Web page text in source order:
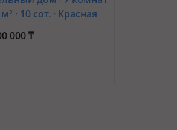
м² · 10 сот. · Красная
Т. Рыскулова 3
000 ₸